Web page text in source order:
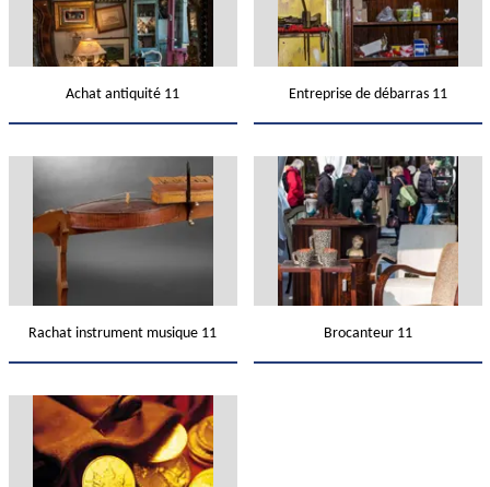
Achat antiquité 11 Entreprise de débarras 11
Rachat instrument musique 11 Brocanteur 11